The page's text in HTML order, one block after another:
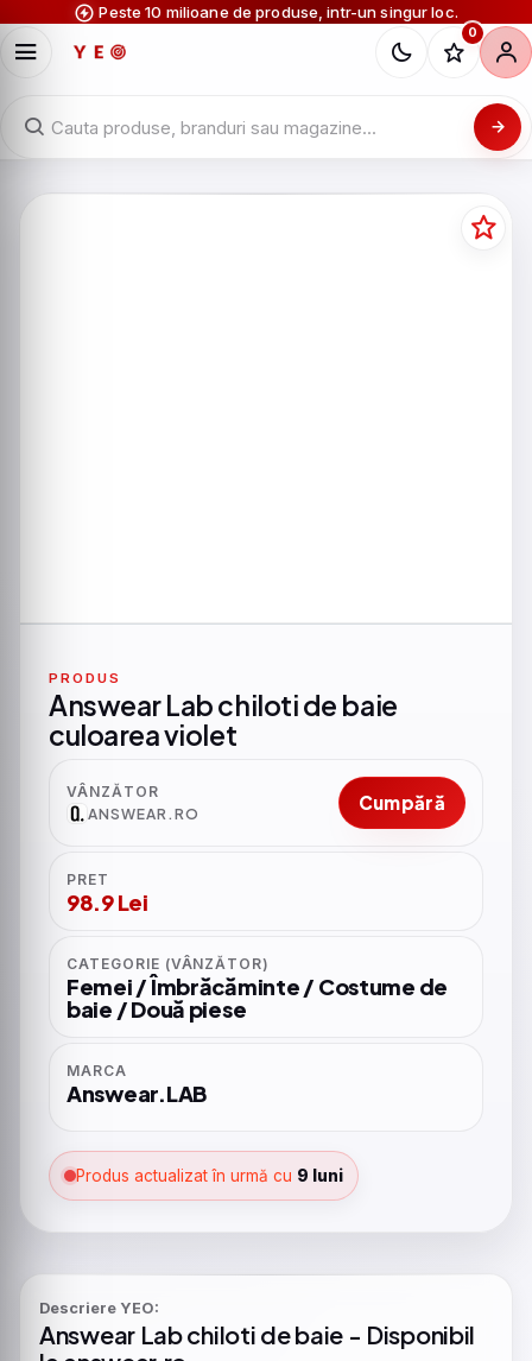
Peste 10 milioane de produse, intr-un singur loc.
0
PRODUS
Answear Lab chiloti de baie
culoarea violet
VÂNZĂTOR
ANSWEAR.RO
Cumpără
PRET
98.9 Lei
CATEGORIE (VÂNZĂTOR)
Femei / Îmbrăcăminte / Costume de
baie / Două piese
MARCA
Answear.LAB
Produs actualizat în urmă cu 9 luni
Descriere YEO:
AnswearLabchiloti debaie- Disponibil